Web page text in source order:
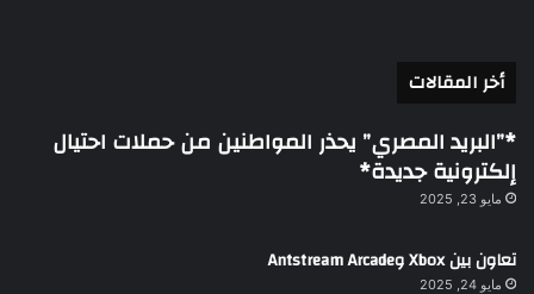
أخر المقالات
*”البريد المصري” يحذر المواطنين من حملات احتيال
إلكترونية جديدة*
مايو 23, 2025
تعاون بين Xbox وAntstream Arcade
مايو 24, 2025